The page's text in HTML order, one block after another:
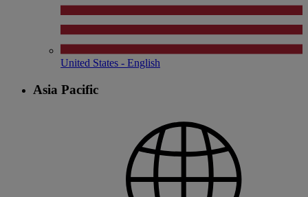
United States - English
Asia Pacific